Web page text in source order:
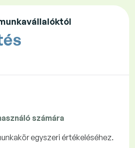
számára
egyszeri értékeléséhez.